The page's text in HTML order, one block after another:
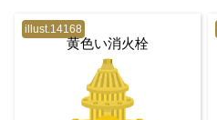
illust.14168
黄色い消火栓